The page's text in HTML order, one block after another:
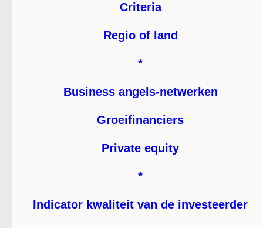
Criteria
Regio of land
*
Business angels-netwerken
Groeifinanciers
Private equity
*
Indicator kwaliteit van de investeerder